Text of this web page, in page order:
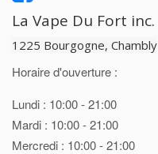
La Vape Du Fort inc.
1225 Bourgogne, Chambly
Horaire d'ouverture :
Lundi : 10:00 - 21:00
Mardi : 10:00 - 21:00
Mercredi : 10:00 - 21:00